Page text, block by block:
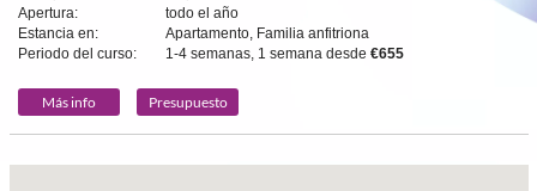
Apertura:
todo el año
Estancia en:
Apartamento, Familia anfitriona
Periodo del curso:
1-4 semanas, 1 semana desde €655
Más info Presupuesto